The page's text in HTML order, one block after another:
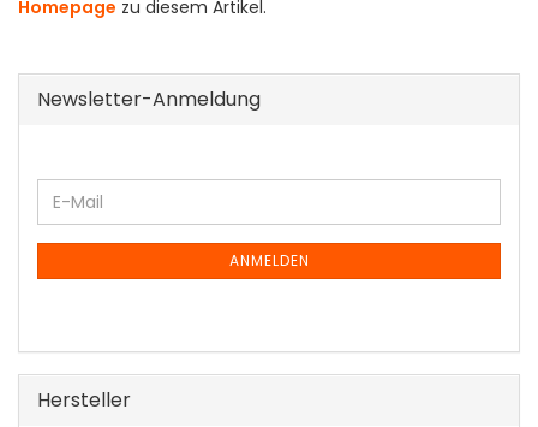
Homepage zu diesem Artikel.
Newsletter-Anmeldung
WEITER
ZUR
NEWSLETTER-
E-
Mail
ANMELDEN
Hersteller